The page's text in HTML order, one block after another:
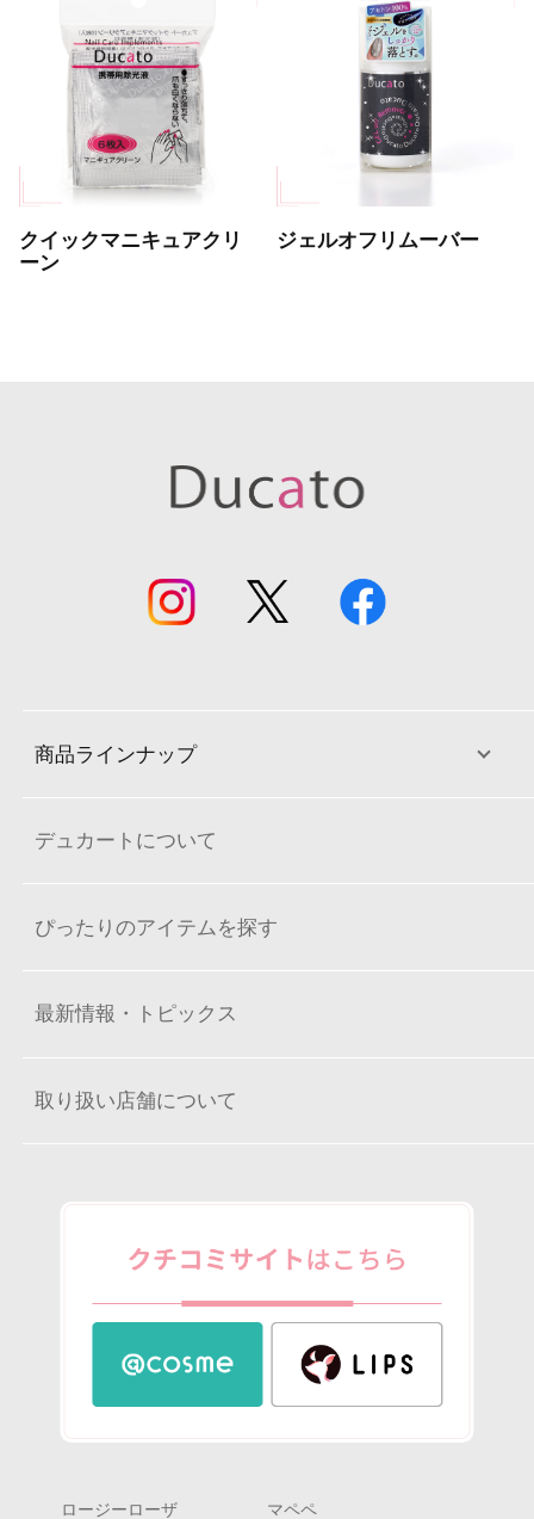
クイックマニキュアクリ
ーン
ジェルオフリムーバー
商品ラインナップ
デュカートについて
ぴったりのアイテムを探す
最新情報・トピックス
取り扱い店舗について
ロージーローザ マペペ